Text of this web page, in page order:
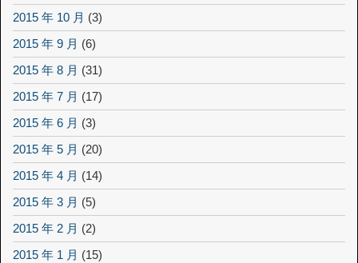
2015 年 10 月 (3)
2015 年 9 月 (6)
2015 年 8 月 (31)
2015 年 7 月 (17)
2015 年 6 月 (3)
2015 年 5 月 (20)
2015 年 4 月 (14)
2015 年 3 月 (5)
2015 年 2 月 (2)
2015 年 1 月 (15)